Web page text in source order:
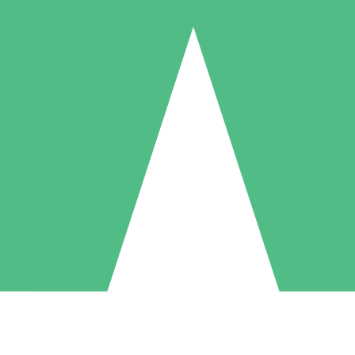
Individuele Creditpakketten
per gebruik met downloadtegoeden. Geen maandelijkse verplichting
5 Downloaden
US$